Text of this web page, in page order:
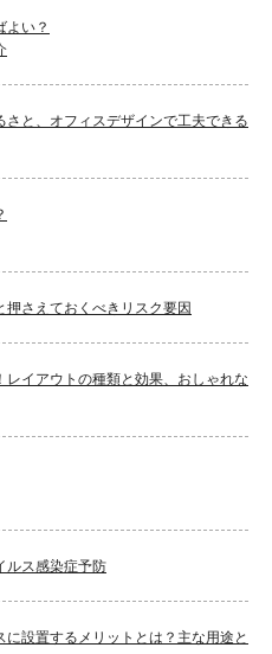
よい？
と、オフィスデザインで工夫できる
さえておくべきリスク要因
イアウトの種類と効果、おしゃれな
ルス感染症予防
設置するメリットとは？主な用途と